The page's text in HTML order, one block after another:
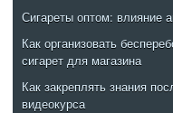
Сигареты оптом: влияние
Как организовать
сигарет для магазина
Как закреплять знания
видеокурса